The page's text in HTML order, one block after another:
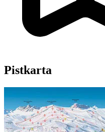
Pistkarta